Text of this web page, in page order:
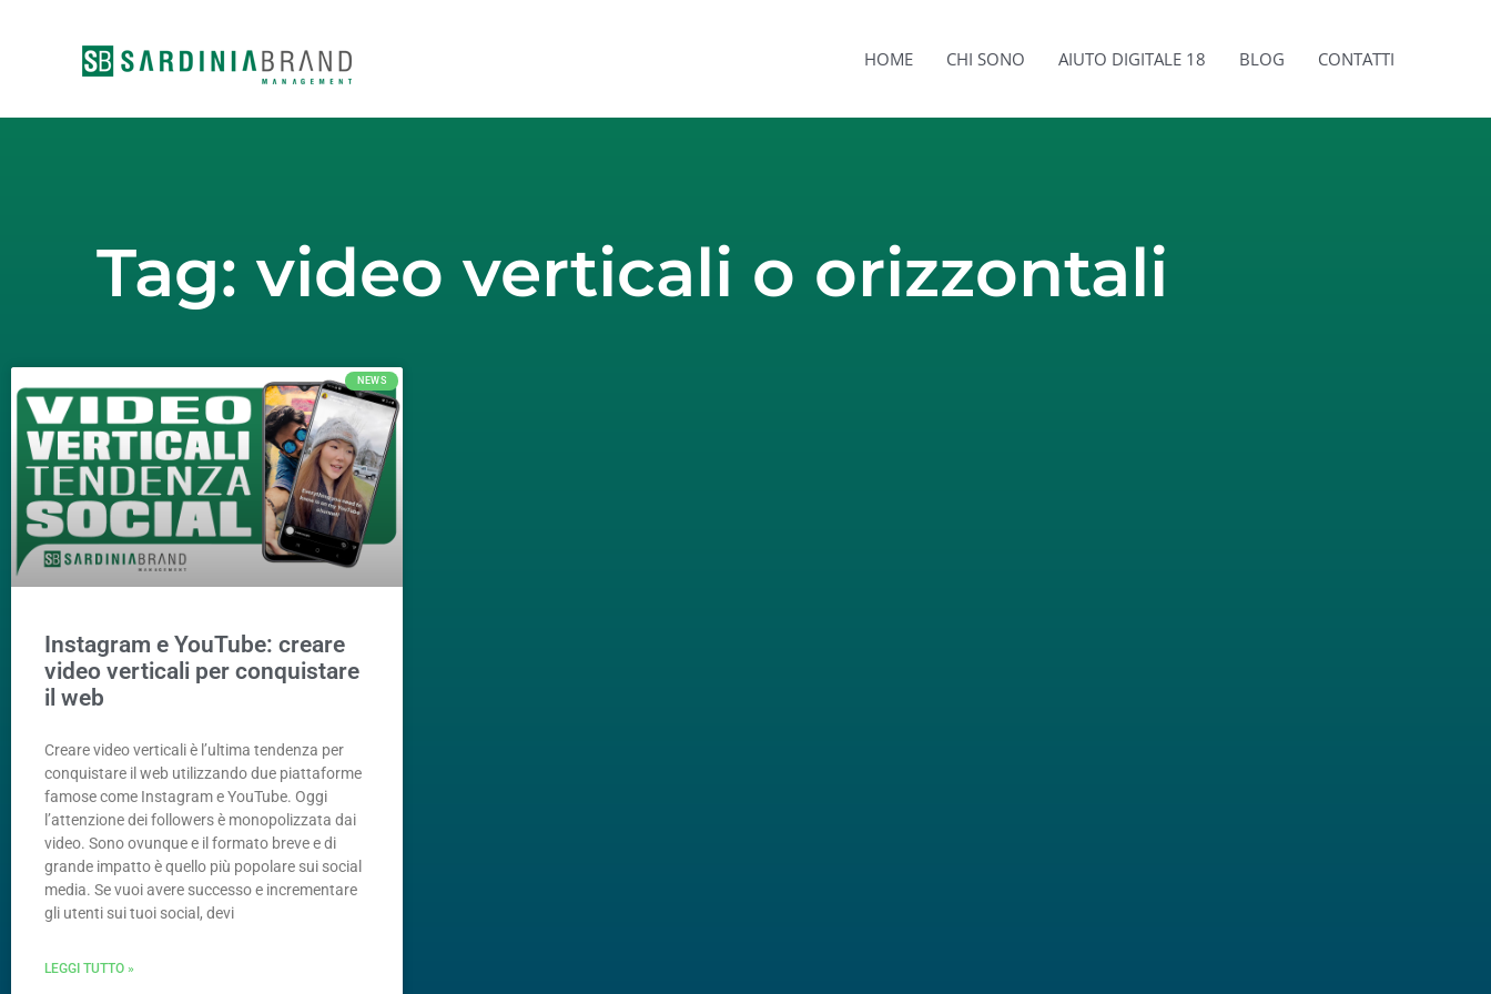
HOME CHI SONO AIUTO DIGITALE 18 BLOG CONTATTI
Tag: video verticali o orizzontali
NEWS
Instagram e YouTube: creare
video verticali per conquistare
il web
Creare video verticali è l’ultima tendenza per
conquistare il web utilizzando due piattaforme
famose come Instagram e YouTube. Oggi
l’attenzione dei followers è monopolizzata dai
video. Sono ovunque e il formato breve e di
grande impatto è quello più popolare sui social
media. Se vuoi avere successo e incrementare
gli utenti sui tuoi social, devi
LEGGI TUTTO »